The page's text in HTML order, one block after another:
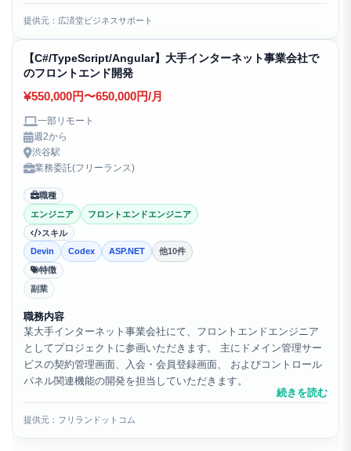
提供元：広済堂ビジネスサポート
【C#/TypeScript/Angular】大手インターネット事業会社で
のフロントエンド開発
550,000円〜650,000円/月
一部リモート
週2から
渋谷駅
業務委託(フリーランス)
職種
エンジニア
フロントエンドエンジニア
スキル
Devin
Codex ASP.NET
他10件
特徴
副業
職務内容
某大手インターネット事業会社にて、フロントエンドエンジニア
としてプロジェクトに参画いただきます。 主にドメイン管理サー
ビスの契約管理画面、入会・会員登録画面、 およびコントロール
パネル関連機能の開発を担当していただきます。
続きを読む
提供元：フリランドットコム